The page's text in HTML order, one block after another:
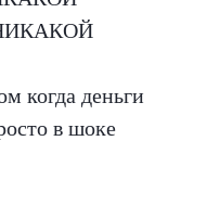
когда деньги
в шоке